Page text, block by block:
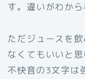
す。違いがわか
ただジュースを
なくてもいいと
不快音の3文字は